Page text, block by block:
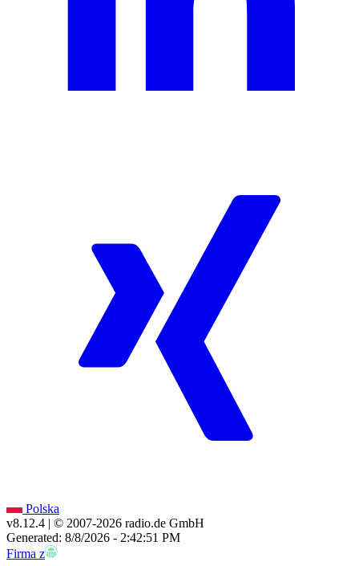
Polska
v8.12.4 | © 2007-2026 radio.de GmbH
Generated: 8/8/2026 - 2:42:51 PM
Firma z